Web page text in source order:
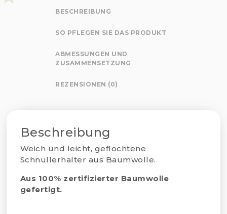
BESCHREIBUNG
SO PFLEGEN SIE DAS PRODUKT
ABMESSUNGEN UND
ZUSAMMENSETZUNG
REZENSIONEN (0)
Beschreibung
Weich und leicht, geflochtene
Schnullerhalter aus Baumwolle.
Aus 100% zertifizierter Baumwolle
gefertigt.